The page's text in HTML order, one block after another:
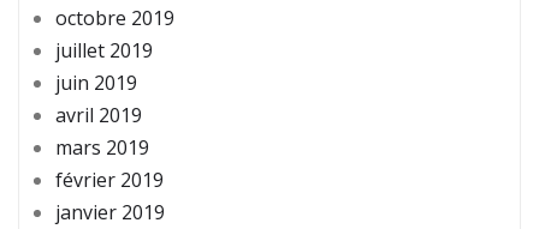
octobre 2019
juillet 2019
juin 2019
avril 2019
mars 2019
février 2019
janvier 2019